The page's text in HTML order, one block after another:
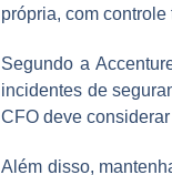
própria, com
Segundo a
incidentes de
CFO deve
Além disso,